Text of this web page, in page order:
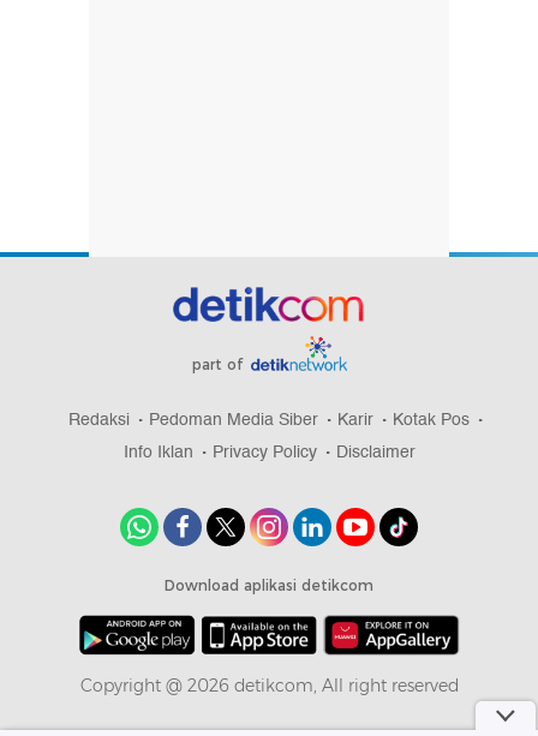
part of
Redaksi Pedoman Media Siber Karir
Kotak Pos
Info Iklan
Privacy Policy Disclaimer
Download aplikasi detikcom
Copyright @ 2026 detikcom, All right reserved